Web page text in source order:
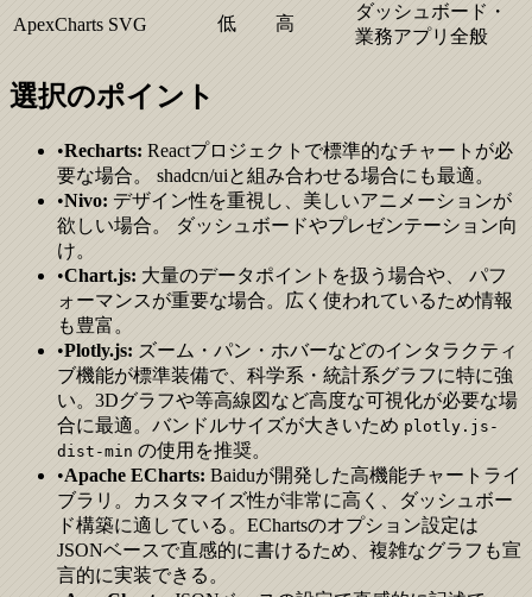
ApexCharts SVG 低 高
ダッシュボード・
業務アプリ全般
選択のポイント
•Recharts: Reactプロジェクトで標準的なチャートが必
要な場合。 shadcn/uiと組み合わせる場合にも最適。
•Nivo: デザイン性を重視し、美しいアニメーションが
欲しい場合。 ダッシュボードやプレゼンテーション向
け。
•Chart.js: 大量のデータポイントを扱う場合や、 パフ
ォーマンスが重要な場合。広く使われているため情報
も豊富。
•Plotly.js: ズーム・パン・ホバーなどのインタラクティ
ブ機能が標準装備で、科学系・統計系グラフに特に強
い。3Dグラフや等高線図など高度な可視化が必要な場
合に最適。バンドルサイズが大きいため plotly.js-
dist-min の使用を推奨。
•Apache ECharts: Baiduが開発した高機能チャートライ
ブラリ。カスタマイズ性が非常に高く、ダッシュボー
ド構築に適している。EChartsのオプション設定は
JSONベースで直感的に書けるため、複雑なグラフも宣
言的に実装できる。